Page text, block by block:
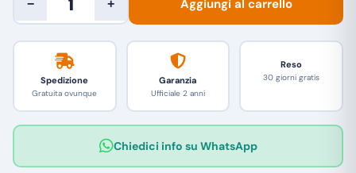
− + Aggiungi al carrello
Spedizione
Gratuita ovunque
Garanzia
Ufficiale 2 anni
Reso
30 giorni gratis
Chiedici info su WhatsApp